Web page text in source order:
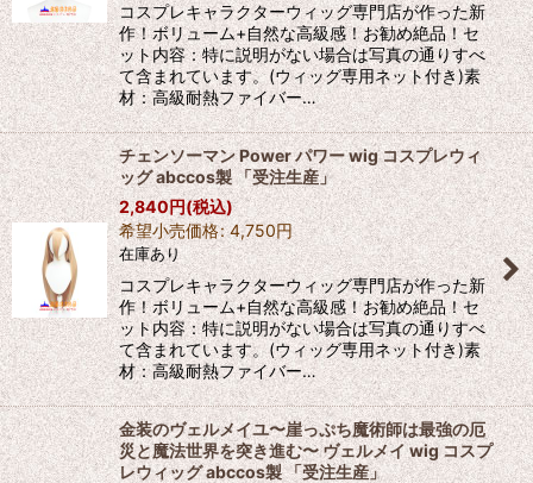
コスプレキャラクターウィッグ専門店が作った新
作！ボリューム+自然な高級感！お勧め絶品！セ
ット内容：特に説明がない場合は写真の通りすべ
て含まれています。(ウィッグ専用ネット付き)素
材：高級耐熱ファイバー…
チェンソーマン Power パワー wig コスプレウィ
ッグ abccos製 「受注生産」
2,840円(税込)
希望小売価格: 4,750円
在庫あり
コスプレキャラクターウィッグ専門店が作った新
作！ボリューム+自然な高級感！お勧め絶品！セ
ット内容：特に説明がない場合は写真の通りすべ
て含まれています。(ウィッグ専用ネット付き)素
材：高級耐熱ファイバー…
金装のヴェルメイユ〜崖っぷち魔術師は最強の厄
災と魔法世界を突き進む〜 ヴェルメイ wig コスプ
レウィッグ abccos製 「受注生産」